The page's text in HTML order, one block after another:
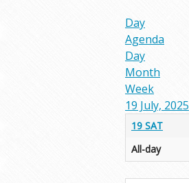
Day
Agenda
Day
Month
Week
19 July, 2025
19 SAT
All-day